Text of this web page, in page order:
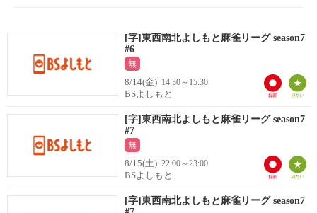
[字]東西南北よしもと麻雀リーグ season7
#6
無
8/14(金) 14:30～15:30
BSよしもと
[字]東西南北よしもと麻雀リーグ season7
#7
無
8/15(土) 22:00～23:00
BSよしもと
[字]東西南北よしもと麻雀リーグ season7